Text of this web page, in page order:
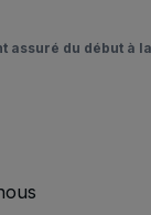
assuré du début à